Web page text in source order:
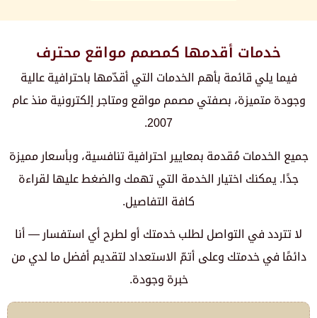
خدمات أقدمها كمصمم مواقع محترف
فيما يلي قائمة بأهم الخدمات التي أقدّمها باحترافية عالية
وجودة متميزة، بصفتي مصمم مواقع ومتاجر إلكترونية منذ عام
2007.
جميع الخدمات مُقدمة بمعايير احترافية تنافسية، وبأسعار مميزة
جدًا. يمكنك اختيار الخدمة التي تهمك والضغط عليها لقراءة
كافة التفاصيل.
لا تتردد في التواصل لطلب خدمتك أو لطرح أي استفسار — أنا
دائمًا في خدمتك وعلى أتمّ الاستعداد لتقديم أفضل ما لدي من
خبرة وجودة.